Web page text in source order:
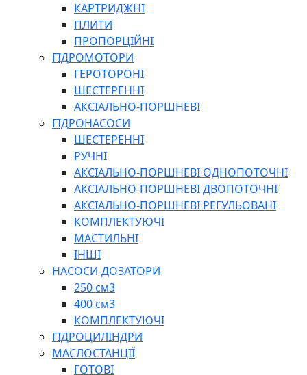
БОРЕКС, ЕО
КАРТРИДЖНІ
ПЛИТИ
ПРОПОРЦІЙНІ
ГІДРОМОТОРИ
ГЕРОТОРОНІ
ШЕСТЕРЕННІ
АКСІАЛЬНО-ПОРШНЕВІ
ГІДРОНАСОСИ
ШЕСТЕРЕННІ
РУЧНІ
АКСІАЛЬНО-ПОРШНЕВІ ОДНОПОТОЧНІ
АКСІАЛЬНО-ПОРШНЕВІ ДВОПОТОЧНІ
АКСІАЛЬНО-ПОРШНЕВІ РЕГУЛЬОВАНІ
КОМПЛЕКТУЮЧІ
МАСТИЛЬНІ
ІНШІ
НАСОСИ-ДОЗАТОРИ
250 см3
400 см3
КОМПЛЕКТУЮЧІ
ГІДРОЦИЛІНДРИ
МАСЛОСТАНЦІЇ
ГОТОВІ